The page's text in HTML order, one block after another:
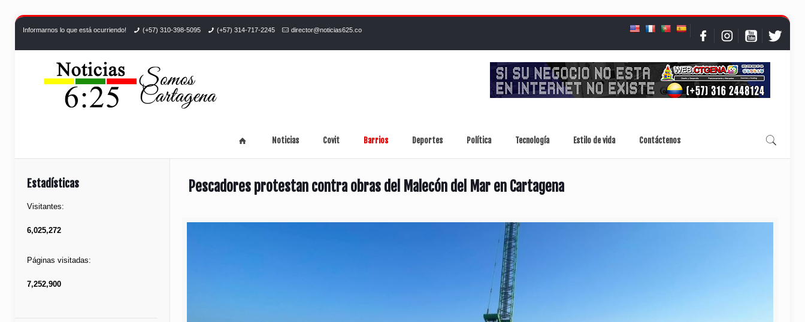
Informarnos lo que está ocurriendo! (+57) 310-398-5095 (+57) 314-717-2245 director@noticias625.co
Noticias Covit Barrios Deportes Política Tecnología Estilo de vida Contáctenos
Pescadores protestan contra obras del Malecón del Mar en Cartagena
Estadísticas
Visitantes:
6,025,272
Páginas visitadas:
7,252,900